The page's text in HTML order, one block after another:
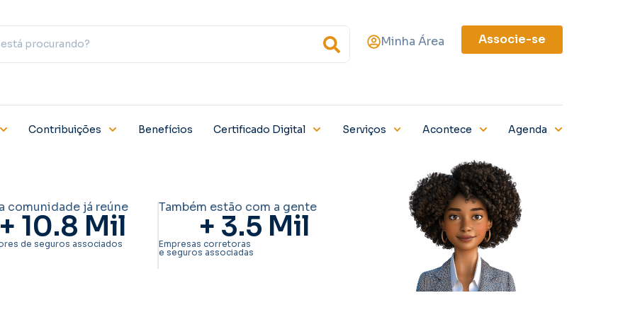
Minha Área Associe-se
Contribuições Benefícios Certificado Digital Serviços Acontece Agenda
comunidade já reúne
+ 10.8 Mil
de seguros associados
Também estão com a gente
+ 3.5 Mil
Empresas corretoras
e seguros associadas